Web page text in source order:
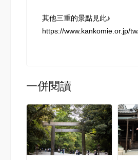
其他三重的景點見此♪
https://www.kankomie.or.jp/
一併閱讀